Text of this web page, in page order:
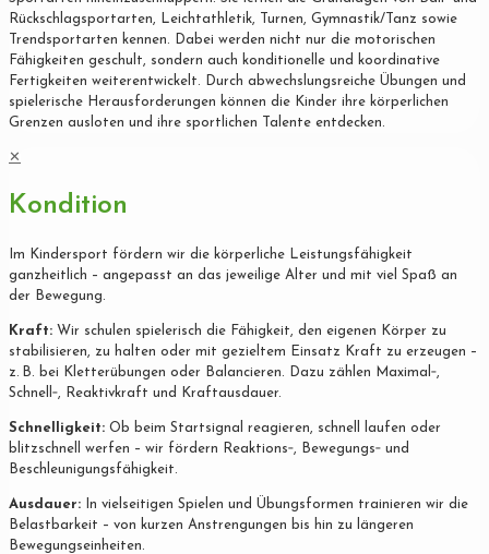
Rückschlagsportarten, Leichtathletik, Turnen, Gymnastik/Tanz sowie
Trendsportarten kennen. Dabei werden nicht nur die motorischen
Fähigkeiten geschult, sondern auch konditionelle und koordinative
Fertigkeiten weiterentwickelt. Durch abwechslungsreiche Übungen und
spielerische Herausforderungen können die Kinder ihre körperlichen
Grenzen ausloten und ihre sportlichen Talente entdecken.
✕
Kondition
Im Kindersport fördern wir die körperliche Leistungsfähigkeit
ganzheitlich – angepasst an das jeweilige Alter und mit viel Spaß an
der Bewegung.
Kraft: Wir schulen spielerisch die Fähigkeit, den eigenen Körper zu
stabilisieren, zu halten oder mit gezieltem Einsatz Kraft zu erzeugen –
z. B. bei Kletterübungen oder Balancieren. Dazu zählen Maximal‐,
Schnell‐, Reaktivkraft und Kraftausdauer.
Schnelligkeit: Ob beim Startsignal reagieren, schnell laufen oder
blitzschnell werfen – wir fördern Reaktions‐, Bewegungs‐ und
Beschleunigungsfähigkeit.
Ausdauer: In vielseitigen Spielen und Übungsformen trainieren wir die
Belastbarkeit – von kurzen Anstrengungen bis hin zu längeren
Bewegungseinheiten.